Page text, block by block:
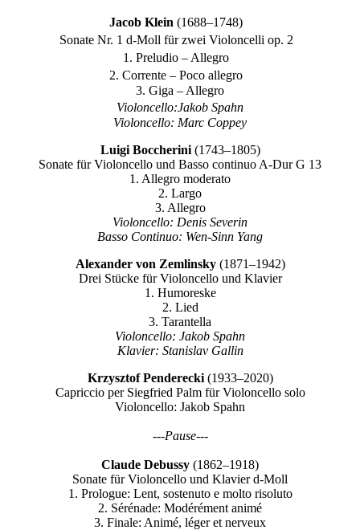
Jacob Klein (1688–1748)
Sonate Nr. 1 d-Moll für zwei Violoncelli op. 2
1. Preludio – Allegro
2. Corrente – Poco allegro
3. Giga – Allegro
Violoncello:Jakob Spahn
Violoncello: Marc Coppey
Luigi Boccherini (1743–1805)
Sonate für Violoncello und Basso continuo A-Dur G 13
1. Allegro moderato
2. Largo
3. Allegro
Violoncello: Denis Severin
Basso Continuo: Wen-Sinn Yang
Alexander von Zemlinsky (1871–1942)
Drei Stücke für Violoncello und Klavier
1. Humoreske
2. Lied
3. Tarantella
Violoncello: Jakob Spahn
Klavier: Stanislav Gallin
Krzysztof Penderecki (1933–2020)
Capriccio per Siegfried Palm für Violoncello solo
Violoncello: Jakob Spahn
---Pause---
Claude Debussy (1862–1918)
Sonate für Violoncello und Klavier d-Moll
1. Prologue: Lent, sostenuto e molto risoluto
2. Sérénade: Modérément animé
3. Finale: Animé, léger et nerveux